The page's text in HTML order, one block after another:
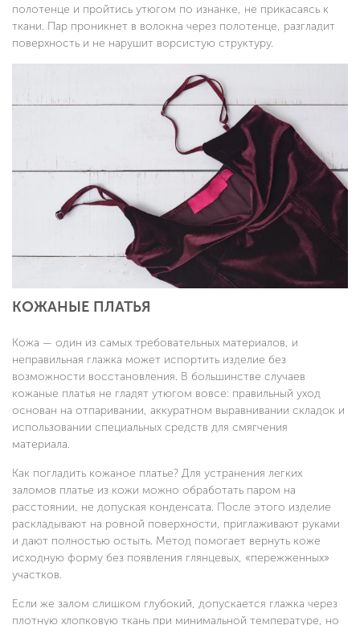
полотенце и пройтись утюгом по изнанке, не прикасаясь к
ткани. Пар проникнет в волокна через полотенце, разгладит
поверхность и не нарушит ворсистую структуру.
КОЖАНЫЕ ПЛАТЬЯ
Кожа — один из самых требовательных материалов, и
неправильная глажка может испортить изделие без
возможности восстановления. В большинстве случаев
кожаные платья не гладят утюгом вовсе: правильный уход
основан на отпаривании, аккуратном выравнивании складок и
использовании специальных средств для смягчения
материала.
Как погладить кожаное платье? Для устранения легких
заломов платье из кожи можно обработать паром на
расстоянии, не допуская конденсата. После этого изделие
раскладывают на ровной поверхности, приглаживают руками
и дают полностью остыть. Метод помогает вернуть коже
исходную форму без появления глянцевых, «пережженных»
участков.
Если же залом слишком глубокий, допускается глажка через
плотную хлопковую ткань при минимальной температуре, но